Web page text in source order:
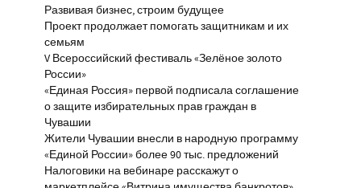
Развивая бизнес, строим будущее
Проект продолжает помогать защитникам и их
семьям
V Всероссийский фестиваль «Зелёное золото
России»
«Единая Россия» первой подписала соглашение
о защите избирательных прав граждан в
Чувашии
Жители Чувашии внесли в народную программу
«Единой России» более 90 тыс. предложений
Налоговики на вебинаре расскажут о